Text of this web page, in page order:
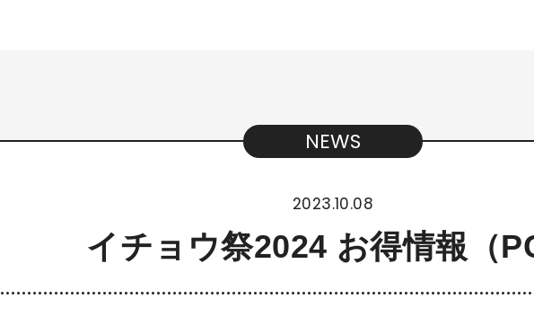
NEWS
2023.10.08
イチョウ祭2024 お得情報（